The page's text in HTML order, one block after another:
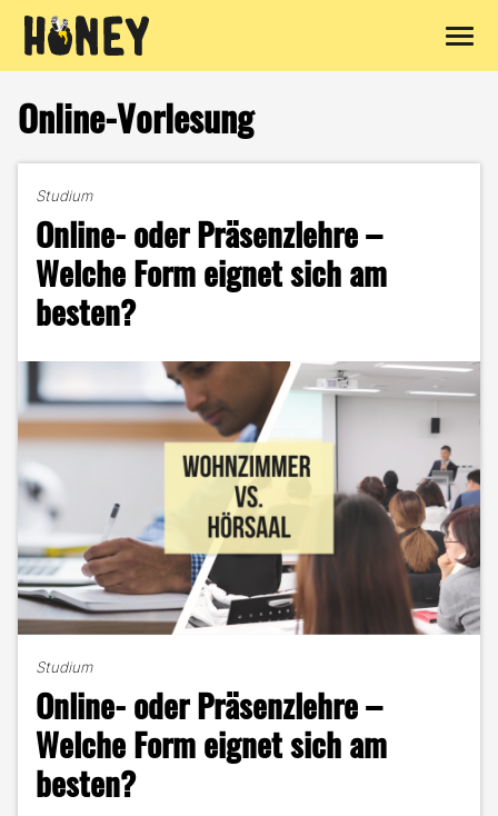
Inhalt
springen
Online-Vorlesung
Studium
Online- oder Präsenzlehre –
Welche Form eignet sich am
besten?
Studium
Online- oder Präsenzlehre –
Welche Form eignet sich am
besten?